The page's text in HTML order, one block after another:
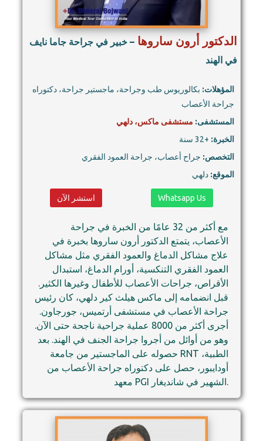
الدكتور أرون ساروها – خبير في جراحة جاما نايف
في الهند
المؤهلات: بكالوريوس طب وجراحة، ماجستير جراحة، دكتوراه
جراحة الأعصاب
المستشفى: مستشفى ماكس، دلهي
الخبرة: +32 سنة
التخصص: جراح أعصاب، جراحة العمود الفقري
الموقع: دلهي
استشر الآن Whatsapp Us
مع أكثر من 32 عامًا من الخبرة في جراحة
الأعصاب، يتمتع الدكتور أرون ساروها بخبرة في
علاج مشاكل الدماغ والعمود الفقري مثل مشاكل
العمود الفقري التنكسية، أورام الدماغ، استبدال
الأقراص، جراحات الأعصاب للأطفال وغيرها الكثير.
قبل انضمامه إلى ماكس هيلث كير دلهي، كان رئيس
جراحة الأعصاب في مستشفى أرتميس، جورجاون.
أجرى أكثر من 8000 عملية جراحية ناجحة حتى الآن.
وهو من أوائل من أجروا جراحة الجنف في الهند. بعد
حصوله على الماجستير من جامعة RNT الطبية،
أودايبور، حصل على دكتوراه جراحة الأعصاب من
معهد PGI الشهير في شانديغار.